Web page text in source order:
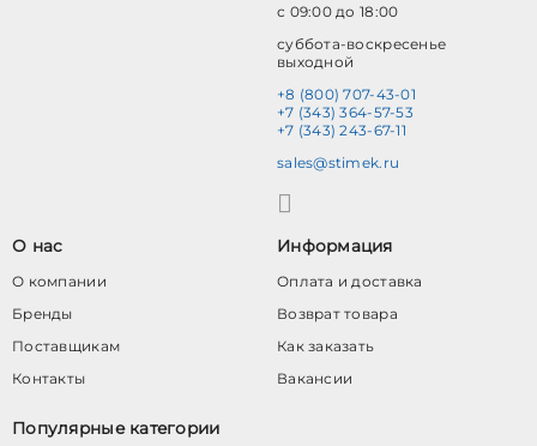
с 09:00 до 18:00
суббота-воскресенье
выходной
+8 (800) 707-43-01
+7 (343) 364-57-53
+7 (343) 243-67-11
sales@stimek.ru
О нас
О компании
Бренды
Поставщикам
Контакты
Информация
Оплата и доставка
Возврат товара
Как заказать
Вакансии
Популярные категории